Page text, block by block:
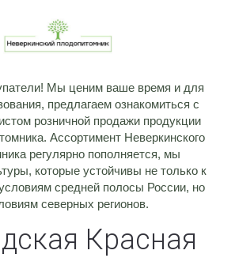
Мы ценим ваше время и для
предлагаем ознакомиться с
розничной продажи продукции
Ассортимент Неверкинского
регулярно пополняется, мы
которые устойчивы не только к
средней полосы России, но
северных регионов.
Красная